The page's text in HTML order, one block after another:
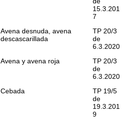
15.3.201
7
Avena desnuda, avena
descascarillada
TP 20/3
de
6.3.2020
Avena y avena roja
TP 20/3
de
6.3.2020
Cebada
TP 19/5
de
19.3.201
9